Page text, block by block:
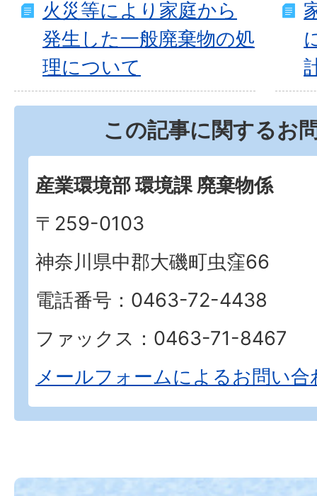
火災等により家庭から
発生した一般廃棄物の処
理について
この記事に関するお
産業環境部 環境課 廃棄物係
〒259-0103
神奈川県中郡大磯町虫窪66
電話番号：0463-72-4438
ファックス：0463-71-8467
メールフォームによるお問い合